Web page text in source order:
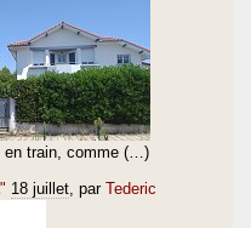
en train, comme (…)
18 juillet , par Tederic